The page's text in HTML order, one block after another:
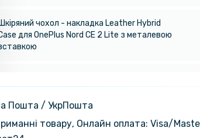
чохол - накладка Leather Hybrid
для OnePlus Nord CE 2 Lite з металевою
для OnePlus 10T / Ace Pro з металевою
Пошта / УкрПошта
товару, Онлайн оплата: Visa/